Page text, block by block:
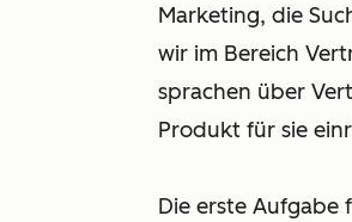
Marketing, die
wir im Bereich
sprachen über
Produkt für sie
Die erste